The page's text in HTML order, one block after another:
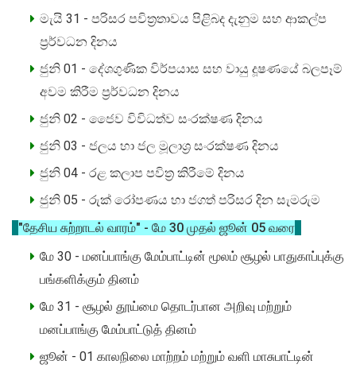
මැයි 31 - පරිසර පවිත්‍රතාවය පිළිබද දැනුම සහ ආකල්ප
ප්‍රර්වධන දිනය
ජුනි 01 - දේශගුණික විර්පයාස සහ වායු දූෂණයේ බලපෑම්
අවම කිරීම ප්‍රර්වධන දිනය
ජුනි 02 - ජෛව විවිධත්ව සංරක්ෂණ දිනය
ජුනි 03 - ජලය හා ජල මූලාශ්‍ර සංරක්ෂණ දිනය
ජුනි 04 - රළ කලාප පවිත‍්‍ර කිරීමේ දිනය
ජුනි 05 - රුක් රෝපණය හා ජගත් පරිසර දින සැමරුම
"தேசிய சுற்றாடல் வாரம்" - மே 30 முதல் ஜூன் 05 வரை
மே 30 - மனப்பாங்கு மேம்பாட்டின் மூலம் சூழல் பாதுகாப்புக்கு
பங்களிக்கும் தினம்
மே 31 - சூழல் தூய்மை தொடர்பான அறிவு மற்றும்
மனப்பாங்கு மேம்பாட்டுத் தினம்
ஜூன் - 01 காலநிலை மாற்றம் மற்றும் வளி மாசுபாட்டின்